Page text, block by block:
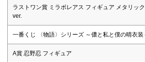
ラストワン賞 ミラボレアス フィギュア メタリッ
ver.
一番くじ 〈物語〉シリーズ ～儂と私と僕の晴衣装
A賞 忍野忍 フィギュア